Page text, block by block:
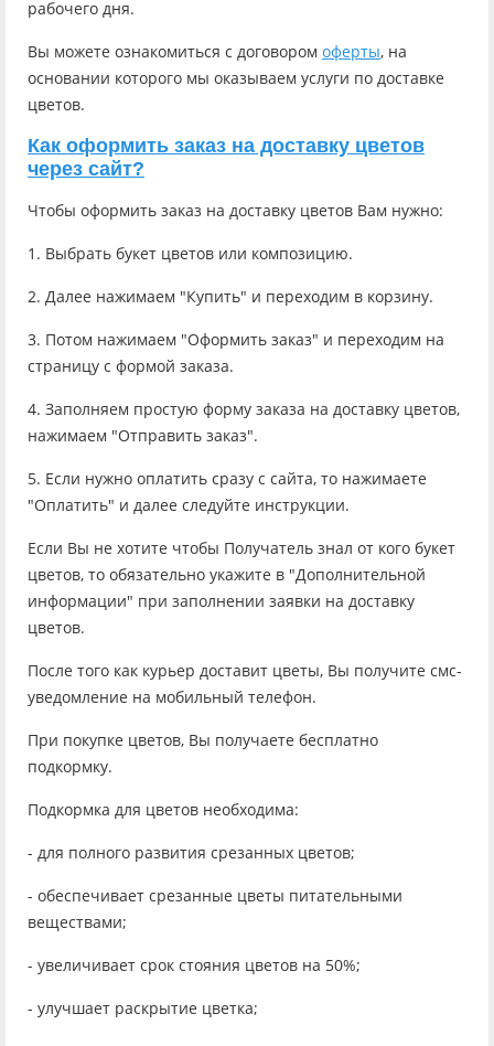
рабочего дня.
Вы можете ознакомиться с договором оферты, на
основании которого мы оказываем услуги по доставке
цветов.
Как оформить заказ на доставку цветов
через сайт?
Чтобы оформить заказ на доставку цветов Вам нужно:
1. Выбрать букет цветов или композицию.
2. Далее нажимаем "Купить" и переходим в корзину.
3. Потом нажимаем "Оформить заказ" и переходим на
страницу с формой заказа.
4. Заполняем простую форму заказа на доставку цветов,
нажимаем "Отправить заказ".
5. Если нужно оплатить сразу с сайта, то нажимаете
"Оплатить" и далее следуйте инструкции.
Если Вы не хотите чтобы Получатель знал от кого букет
цветов, то обязательно укажите в "Дополнительной
информации" при заполнении заявки на доставку
цветов.
После того как курьер доставит цветы, Вы получите смс-
уведомление на мобильный телефон.
При покупке цветов, Вы получаете бесплатно
подкормку.
Подкормка для цветов необходима:
- для полного развития срезанных цветов;
- обеспечивает срезанные цветы питательными
веществами;
- увеличивает срок стояния цветов на 50%;
- улучшает раскрытие цветка;